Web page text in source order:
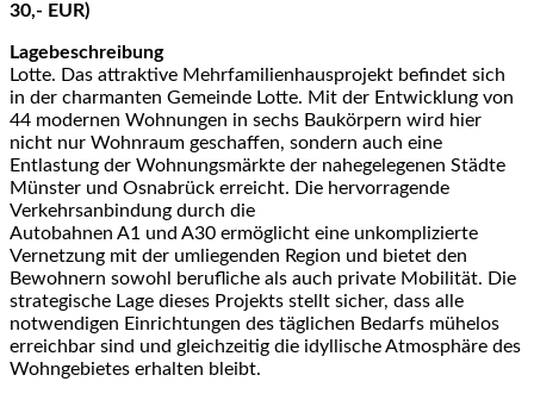
30,- EUR)
Lagebeschreibung
Lotte. Das attraktive Mehrfamilienhausprojekt befindet sich
in der charmanten Gemeinde Lotte. Mit der Entwicklung von
44 modernen Wohnungen in sechs Baukörpern wird hier
nicht nur Wohnraum geschaffen, sondern auch eine
Entlastung der Wohnungsmärkte der nahegelegenen Städte
Münster und Osnabrück erreicht. Die hervorragende
Verkehrsanbindung durch die
Autobahnen A1 und A30 ermöglicht eine unkomplizierte
Vernetzung mit der umliegenden Region und bietet den
Bewohnern sowohl berufliche als auch private Mobilität. Die
strategische Lage dieses Projekts stellt sicher, dass alle
notwendigen Einrichtungen des täglichen Bedarfs mühelos
erreichbar sind und gleichzeitig die idyllische Atmosphäre des
Wohngebietes erhalten bleibt.